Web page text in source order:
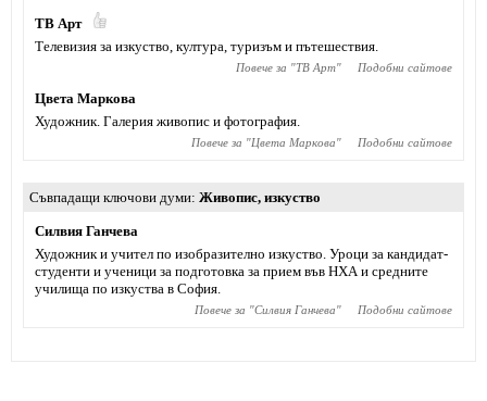
ТВ Арт
Телевизия за изкуство, култура, туризъм и пътешествия.
Повече за "ТВ Арт" Подобни сайтове
Цвета Маркова
Художник. Галерия живопис и фотография.
Повече за "Цвета Маркова" Подобни сайтове
Съвпадащи ключови думи Живопис, изкуство
Силвия Ганчева
Художник и учител по изобразително изкуство. Уроци за кандидат-
студенти и ученици за подготовка за прием във НХА и средните
училища по изкуства в София.
Повече за "Силвия Ганчева" Подобни сайтове